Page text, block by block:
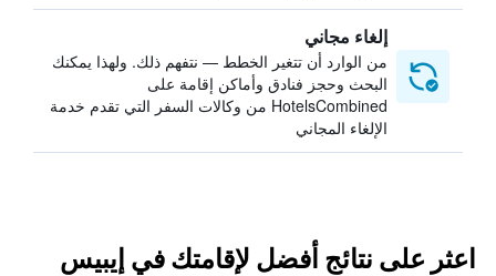
إلغاء مجاني
من الوارد أن تتغير الخطط — نتفهم ذلك. ولهذا يمكنك
البحث وحجز فنادق وأماكن إقامة على
HotelsCombined من وكالات السفر التي تقدم خدمة
الإلغاء المجاني
اعثر على نتائج أفضل لإقامتك في إيبيس